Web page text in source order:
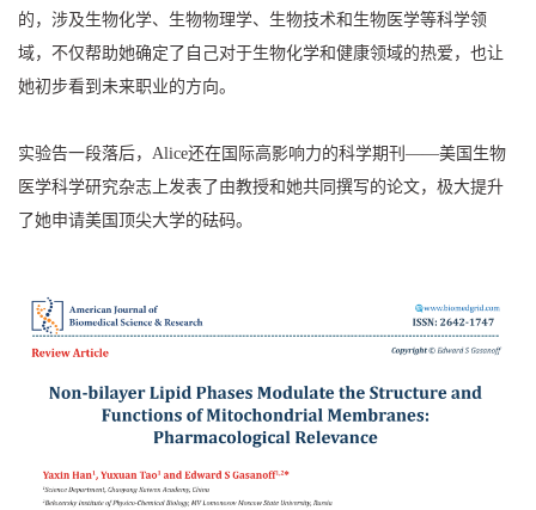
的，涉及生物化学、生物物理学、生物技术和生物医学等科学领
域，不仅帮助她确定了自己对于生物化学和健康领域的热爱，也让
她初步看到未来职业的方向。
实验告一段落后，Alice还在国际高影响力的科学期刊——美国生物
医学科学研究杂志上发表了由教授和她共同撰写的论文，极大提升
了她申请美国顶尖大学的砝码。